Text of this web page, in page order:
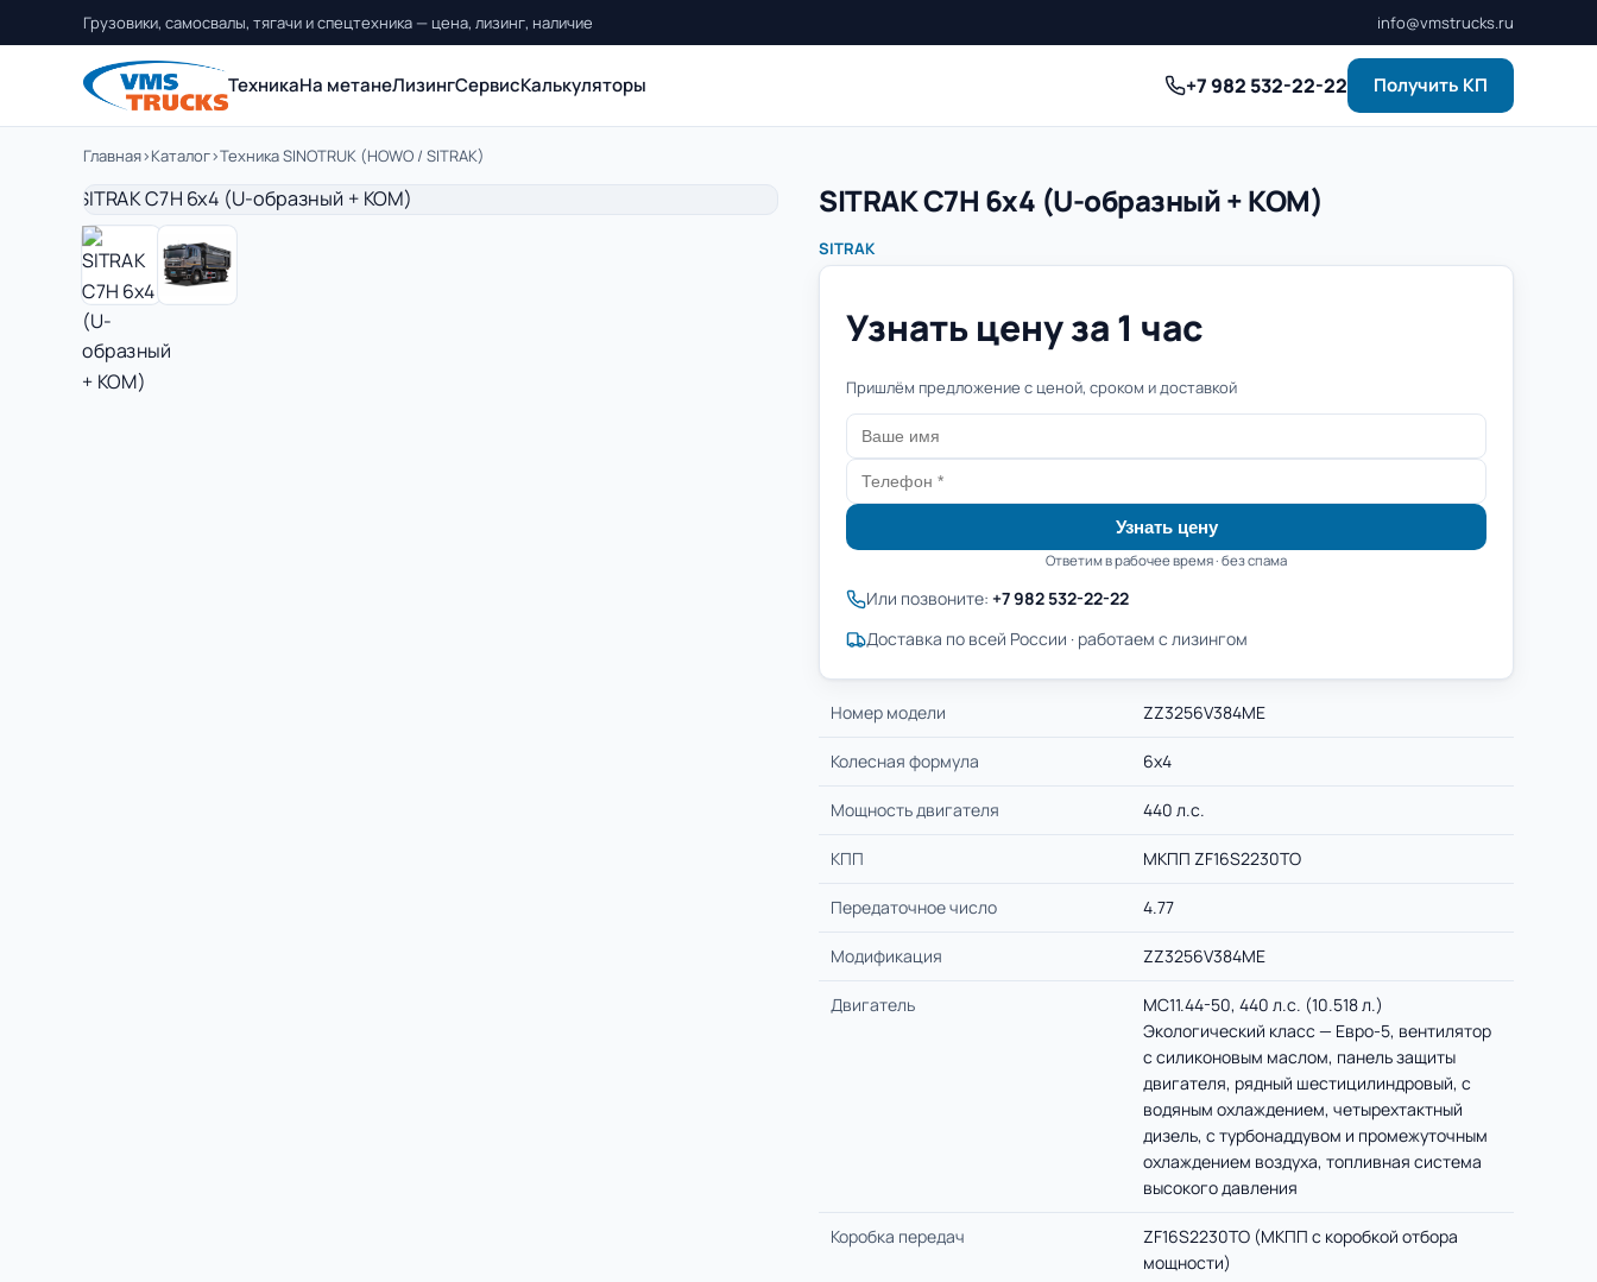
Грузовики, самосвалы, тягачи и спецтехника — цена, лизинг, наличие info@vmstrucks.ru
ТехникаНа метанеЛизингСервисКалькуляторы +7 982 532-22-22 Получить КП
Главная›Каталог›Техника SINOTRUK (HOWO / SITRAK)
SITRAK C7H 6x4 (U-образный + КОМ)
SITRAK
Узнать цену за 1 час
Пришлём предложение с ценой, сроком и доставкой
Узнать цену
Ответим в рабочее время · без спама
Или позвоните: +7 982 532-22-22
Доставка по всей России · работаем с лизингом
Номер модели ZZ3256V384ME
Колесная формула 6х4
Мощность двигателя 440 л.с.
КПП МКПП ZF16S2230TO
Передаточное число 4.77
Модификация ZZ3256V384ME
Двигатель
MC11.44-50, 440 л.с. (10.518 л.)
Экологический класс — Евро-5, вентилятор
с силиконовым маслом, панель защиты
двигателя, рядный шестицилиндровый, с
водяным охлаждением, четырехтактный
дизель, с турбонаддувом и промежуточным
охлаждением воздуха, топливная система
высокого давления
Коробка передач
ZF16S2230TO (МКПП с коробкой отбора
мощности)